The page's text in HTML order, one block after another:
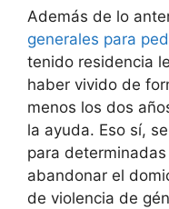
Además de lo
generales para
tenido residencia
haber vivido de
menos los dos
la ayuda. Eso sí,
para
abandonar el
de violencia de